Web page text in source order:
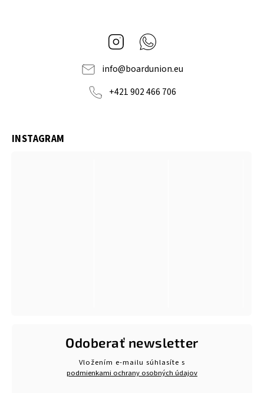
Instagram
info@boardunion.eu
+421 902 466 706
INSTAGRAM
Odoberať newsletter
Vložením e-mailu súhlasíte s
podmienkami ochrany osobných údajov